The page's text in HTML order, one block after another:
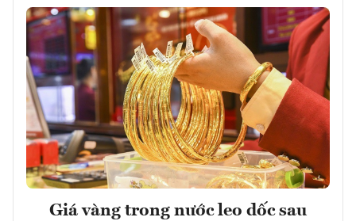
Giá vàng trong nước leo dốc sau